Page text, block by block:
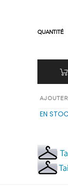
QUANTITÉ
EN